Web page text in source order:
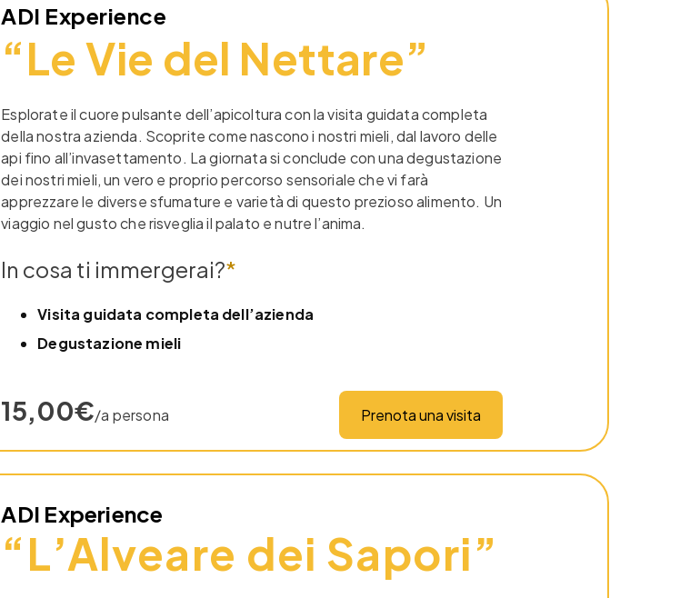
ADI Experience
“Le Vie del Nettare”
Esplorate il cuore pulsante dell’apicoltura con la visita guidata completa
della nostra azienda. Scoprite come nascono i nostri mieli, dal lavoro delle
api fino all’invasettamento. La giornata si conclude con una degustazione
dei nostri mieli, un vero e proprio percorso sensoriale che vi farà
apprezzare le diverse sfumature e varietà di questo prezioso alimento. Un
viaggio nel gusto che risveglia il palato e nutre l’anima.
In cosa ti immergerai?*
Visita guidata completa dell’azienda
Degustazione mieli
15,00€/a persona Prenota una visita
ADI Experience
“L’Alveare dei Sapori”